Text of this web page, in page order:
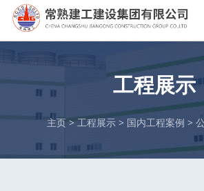
工程展示
主页>工程展示>国内工程案例 >